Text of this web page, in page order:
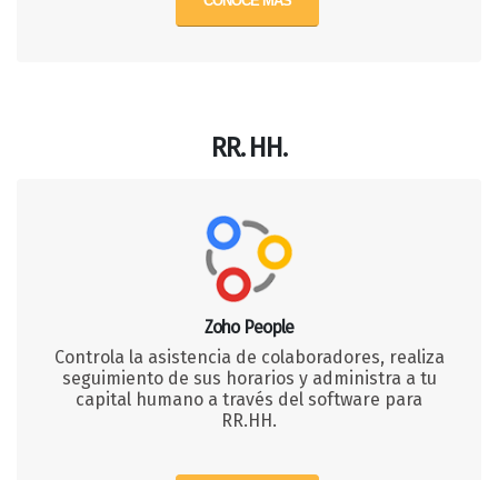
RR. HH.
Zoho People
Controla la asistencia de colaboradores, realiza
seguimiento de sus horarios y administra a tu
capital humano a través del software para
RR.HH.